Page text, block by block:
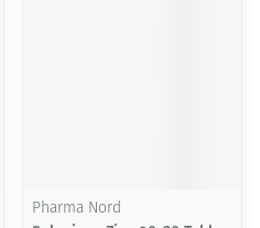
Pharma Nord